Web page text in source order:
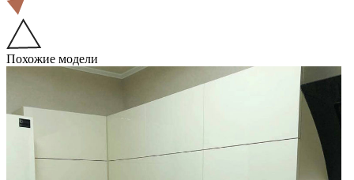
Похожие модели